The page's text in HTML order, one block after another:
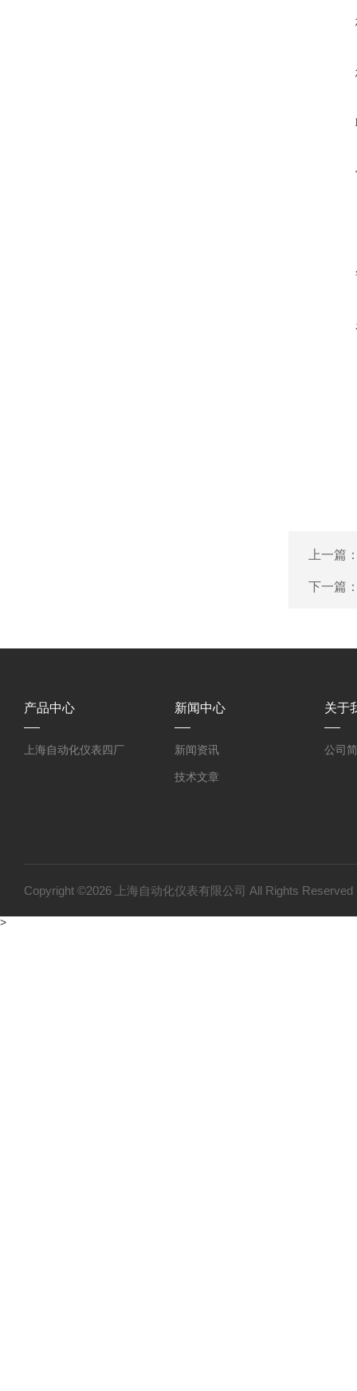
上一篇
下一篇
产品中心
上海自动化仪表四厂
新闻中心
新闻资讯
技术文章
关于
公司
Copyright ©2026 上海自动化仪表有限公司 All Rights
>